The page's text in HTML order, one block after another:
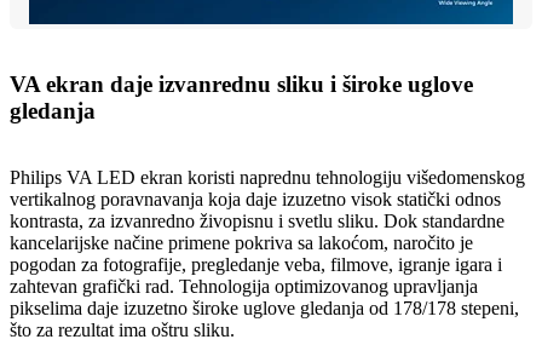
VA ekran daje izvanrednu sliku i široke uglove
gledanja
Philips VA LED ekran koristi naprednu tehnologiju višedomenskog
vertikalnog poravnavanja koja daje izuzetno visok statički odnos
kontrasta, za izvanredno živopisnu i svetlu sliku. Dok standardne
kancelarijske načine primene pokriva sa lakoćom, naročito je
pogodan za fotografije, pregledanje veba, filmove, igranje igara i
zahtevan grafički rad. Tehnologija optimizovanog upravljanja
pikselima daje izuzetno široke uglove gledanja od 178/178 stepeni,
što za rezultat ima oštru sliku.